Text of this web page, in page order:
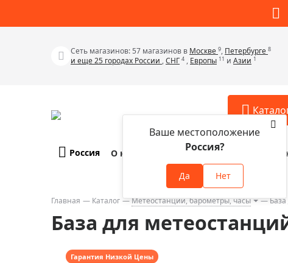
Сеть магазинов: 57 магазинов в Москве 9, Петербурге 8
и еще 25 городах России ,СНГ 4 , Европы 11 и Азии 1
Телескопы
Бинокли
Зрительные трубы
Лупы
Аксессуары
Аксессуары
Аксессуары
Россия
Ваше местоположение
Россия?
Да Нет
О компании Оплата и доставка
Главная Каталог Метеостанции, барометры, часы
База для
Гарантия Низкой Цены